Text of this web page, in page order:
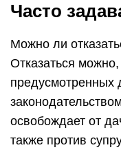
Часто
Можно ли
Отказаться
освобождает от
также против